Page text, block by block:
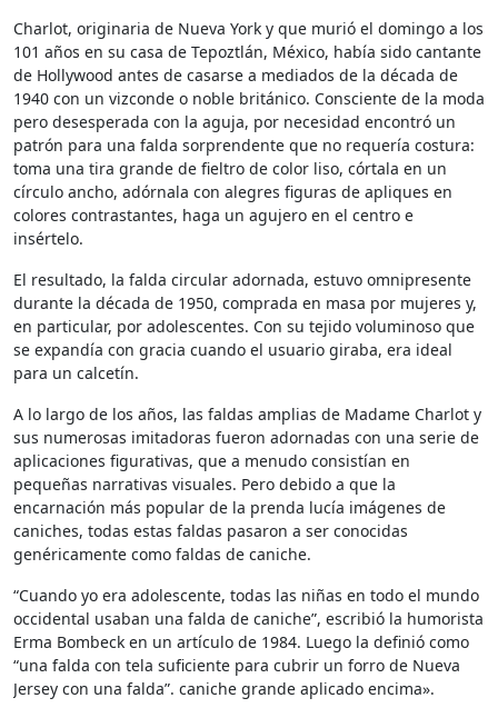
Charlot, originaria de Nueva York y que murió el domingo a los
101 años en su casa de Tepoztlán, México, había sido cantante
de Hollywood antes de casarse a mediados de la década de
1940 con un vizconde o noble británico. Consciente de la moda
pero desesperada con la aguja, por necesidad encontró un
patrón para una falda sorprendente que no requería costura:
toma una tira grande de fieltro de color liso, córtala en un
círculo ancho, adórnala con alegres figuras de apliques en
colores contrastantes, haga un agujero en el centro e
insértelo.
El resultado, la falda circular adornada, estuvo omnipresente
durante la década de 1950, comprada en masa por mujeres y,
en particular, por adolescentes. Con su tejido voluminoso que
se expandía con gracia cuando el usuario giraba, era ideal
para un calcetín.
A lo largo de los años, las faldas amplias de Madame Charlot y
sus numerosas imitadoras fueron adornadas con una serie de
aplicaciones figurativas, que a menudo consistían en
pequeñas narrativas visuales. Pero debido a que la
encarnación más popular de la prenda lucía imágenes de
caniches, todas estas faldas pasaron a ser conocidas
genéricamente como faldas de caniche.
“Cuando yo era adolescente, todas las niñas en todo el mundo
occidental usaban una falda de caniche”, escribió la humorista
Erma Bombeck en un artículo de 1984. Luego la definió como
“una falda con tela suficiente para cubrir un forro de Nueva
Jersey con una falda”. caniche grande aplicado encima».